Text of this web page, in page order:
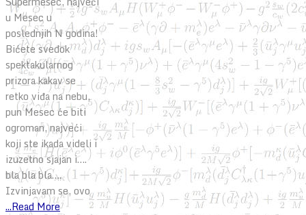
u Mesec u
poslednjih N godina!
Bićete svedok
spektakularnog
prizora kakav se
retko viđa na nebu,
pun Mesec će biti
ogroman, najveći
koji ste ikada videli i
izuzetno sjajan i….
bla bla bla….
Izvinjavam se, ovo
...Read More